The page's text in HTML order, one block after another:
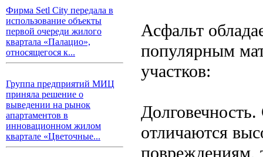
Фирма Setl City передала в
использование объекты
первой очереди жилого
квартала «Палацио»,
относящегося к...
Группа предприятий МИЦ
приняла решение о
выведении на рынок
апартаментов в
инновационном жилом
квартале «Цветочные...
Асфальт
популярным
участков:
отличаются
повреждениям,